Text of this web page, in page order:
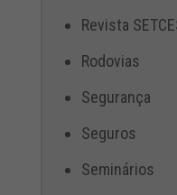
Revista
Rodovias
Segurança
Seguros
Seminários